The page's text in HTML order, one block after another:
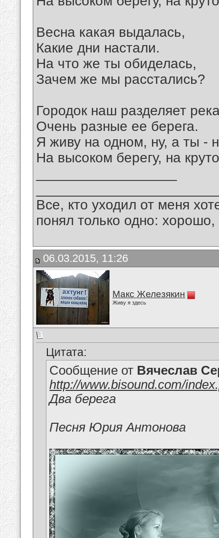
Весна какая выдалась,
Какие дни настали.
На что же ты обиделась,
Зачем же мы расстались?
Городок наш разделяет
Очень разные ее берега.
Я живу на одном, ну, а ты -
На высоком берегу, на
Все, кто уходил от меня
понял только одно:
06.03.2015, 11:26
Макс Железякин
Живу я здесь
Цитата:
Сообщение от Вячеслав
http://www.bisound.com/
Два берега
Песня Юрия Антонова